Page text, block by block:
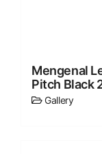
Mengenal
Pitch Black
Gallery